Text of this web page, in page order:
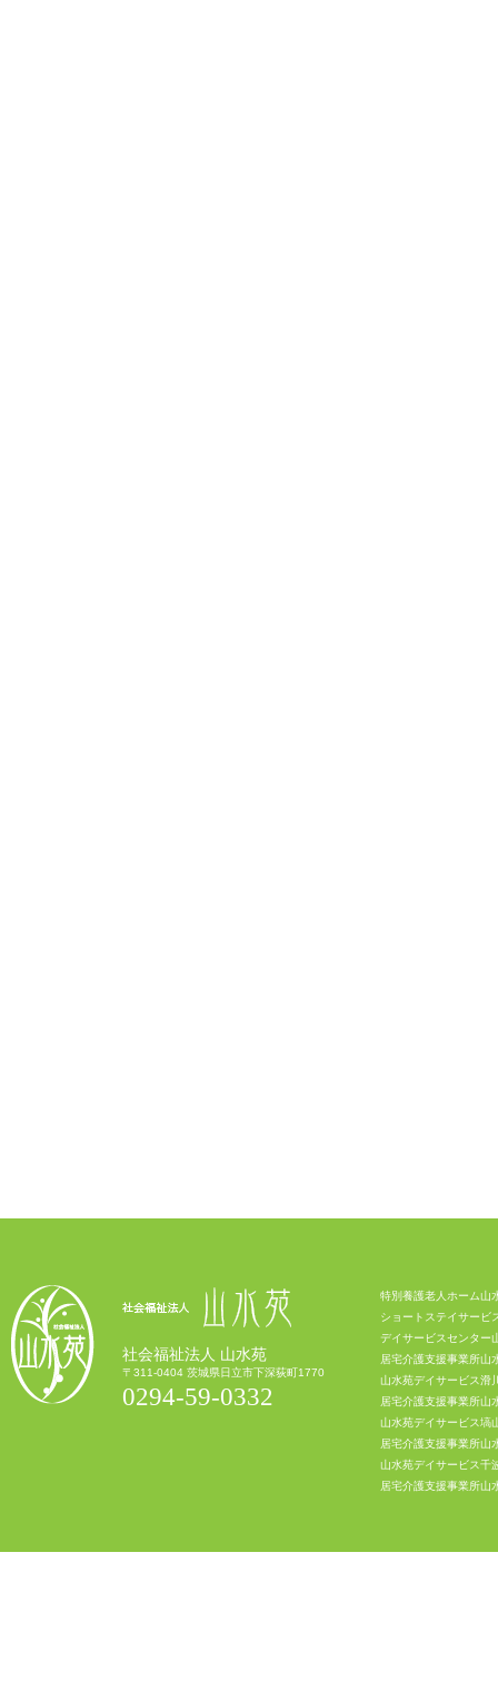
社会福祉法人 山水苑
〒311-0404 茨城県日立市下深荻町1770
0294-59-0332
特別養護老人ホーム山
ショートステイサービ
デイサービスセンター
居宅介護支援事業所山
山水苑デイサービス滑
居宅介護支援事業所山
山水苑デイサービス塙
居宅介護支援事業所山
山水苑デイサービス千
居宅介護支援事業所山